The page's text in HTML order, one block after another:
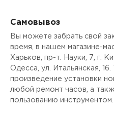
Самовывоз
Вы можете забрать свой
время, в нашем магазине-
Харьков, пр-т. Науки, 7, г.
Одесса, ул. Итальянская,
произведение установки
любой ремонт часов, а
пользованию инструментом.